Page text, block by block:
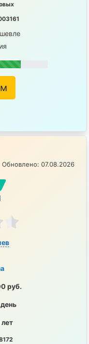
Обновлено: 07.08.2026
руб.